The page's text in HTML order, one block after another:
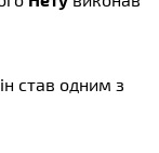
став одним з